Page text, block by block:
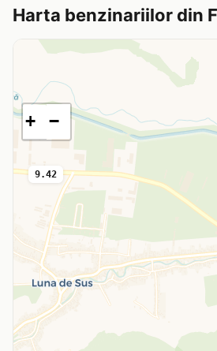
Harta benzinariilor din
9.42
+ −